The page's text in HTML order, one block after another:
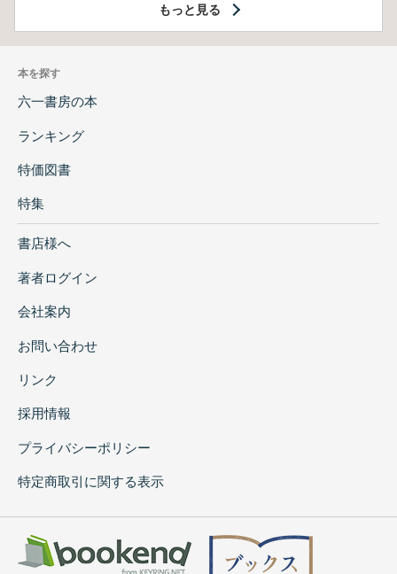
もっと見る
本を探す
六一書房の本
ランキング
特価図書
特集
書店様へ
著者ログイン
会社案内
お問い合わせ
リンク
採用情報
プライバシーポリシー
特定商取引に関する表示